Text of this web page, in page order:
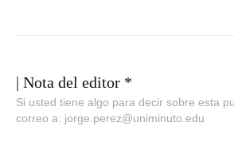
| Nota del editor *
Si usted tiene algo para decir sobre esta
correo a: jorge.perez@uniminuto.edu